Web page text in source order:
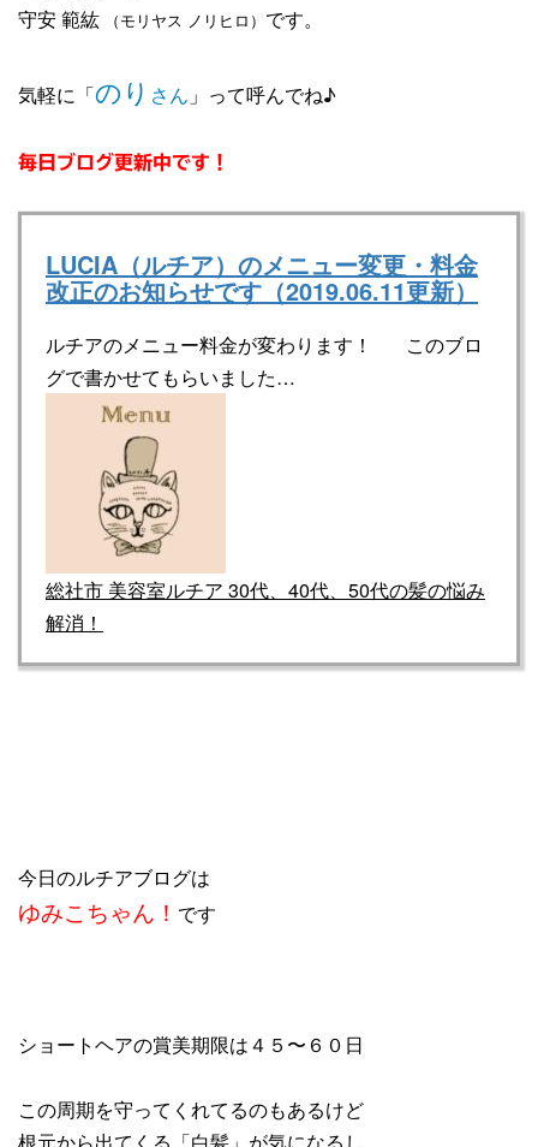
守安 範紘 （モリヤス ノリヒロ） です。
気軽に「のり さん 」って呼んでね♪
毎日ブログ更新中です！
LUCIA（ルチア）のメニュー変更・料金
改正のお知らせです（2019.06.11更新）
ルチアのメニュー料金が変わります！ このブロ
グで書かせてもらいました…
総社市 美容室ルチア 30代、40代、50代の髪の悩み
解消！
今日のルチアブログは
ゆみこちゃん！ です
ショートヘアの賞美期限は４５〜６０日
この周期を守ってくれてるのもあるけど
根元から出てくる「白髪」が気になるし